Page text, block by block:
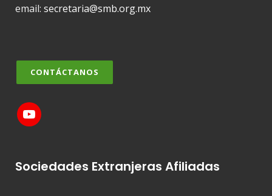
email: secretaria@smb.org.mx
CONTÁCTANOS
Sociedades Extranjeras Afiliadas